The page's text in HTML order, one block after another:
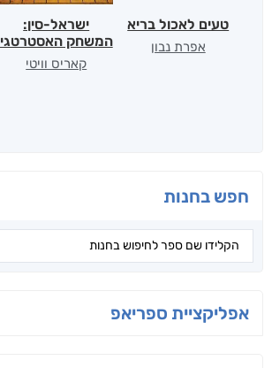
חפש בחנות
אפליקציית ספריאפ
טעים לאכול בריא
אפרת נבון
ישראל-סין:
המשחק האסטרטגי
קאריס וויטי